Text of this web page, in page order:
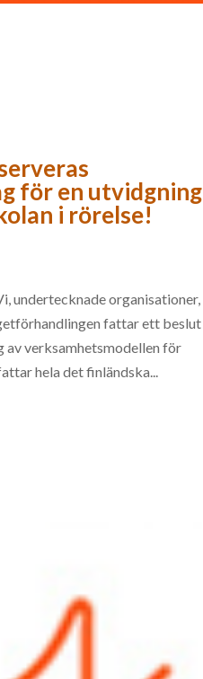
för en utvidgning
i rörelse!
undertecknade organisationer,
fattar ett beslut
av verksamhetsmodellen för
hela det finländska...